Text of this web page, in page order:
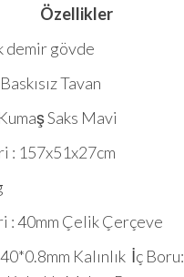
Özellikler
demir gövde
Tavan
Saks Mavi
: 157x51x27cm
: 40mm Çelik Çerçeve
Kalınlık İç Boru: